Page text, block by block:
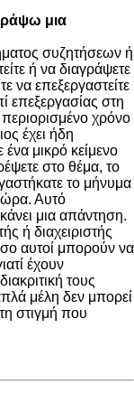
μια
συζητήσεων ή
ή να διαγράψετε
να επεξεργαστείτε
επεξεργασίας στη
χρόνο
έχει ήδη
μικρό κείμενο
στο θέμα, το
το μήνυμα
ώρα. Αυτό
μια απάντηση.
ή διαχειριστής
αυτοί μπορούν να
έχουν
τους
μέλη δεν μπορεί
στιγμή που